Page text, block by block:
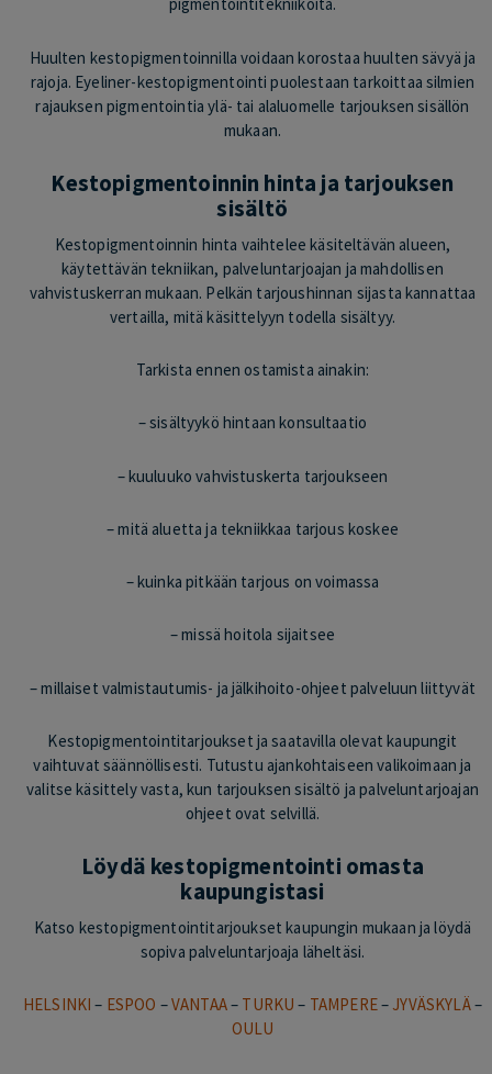
Huulten kestopigmentoinnilla voidaan korostaa huulten sävyä ja
rajoja. Eyeliner-kestopigmentointi puolestaan tarkoittaa silmien
rajauksen pigmentointia ylä- tai alaluomelle tarjouksen sisällön
mukaan.
Kestopigmentoinnin hinta ja tarjouksen
sisältö
Kestopigmentoinnin hinta vaihtelee käsiteltävän alueen,
käytettävän tekniikan, palveluntarjoajan ja mahdollisen
vahvistuskerran mukaan. Pelkän tarjoushinnan sijasta kannattaa
vertailla, mitä käsittelyyn todella sisältyy.
Tarkista ennen ostamista ainakin:
– sisältyykö hintaan konsultaatio
– kuuluuko vahvistuskerta tarjoukseen
– mitä aluetta ja tekniikkaa tarjous koskee
– kuinka pitkään tarjous on voimassa
– missä hoitola sijaitsee
– millaiset valmistautumis- ja jälkihoito-ohjeet palveluun liittyvät
Kestopigmentointitarjoukset ja saatavilla olevat kaupungit
vaihtuvat säännöllisesti. Tutustu ajankohtaiseen valikoimaan ja
valitse käsittely vasta, kun tarjouksen sisältö ja palveluntarjoajan
ohjeet ovat selvillä.
Löydä kestopigmentointi omasta
kaupungistasi
Katso kestopigmentointitarjoukset kaupungin mukaan ja löydä
sopiva palveluntarjoaja läheltäsi.
HELSINKI – ESPOO –VANTAA– TURKU – TAMPERE–JYVÄSKYLÄ–
OULU